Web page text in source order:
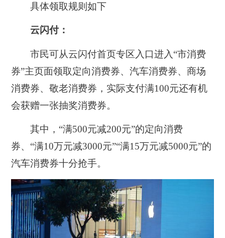
具体领取规则如下
云闪付：
市民可从云闪付首页专区入口进入“市消费
券”主页面领取定向消费券、汽车消费券、商场
消费券、敬老消费券，实际支付满100元还有机
会获赠一张抽奖消费券。
其中，“满500元减200元”的定向消费
券、“满10万元减3000元”“满15万元减5000元”的
汽车消费券十分抢手。